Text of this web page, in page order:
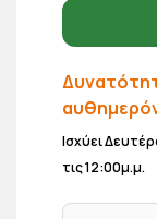
Ισχύει
τις 12:00μ.μ.